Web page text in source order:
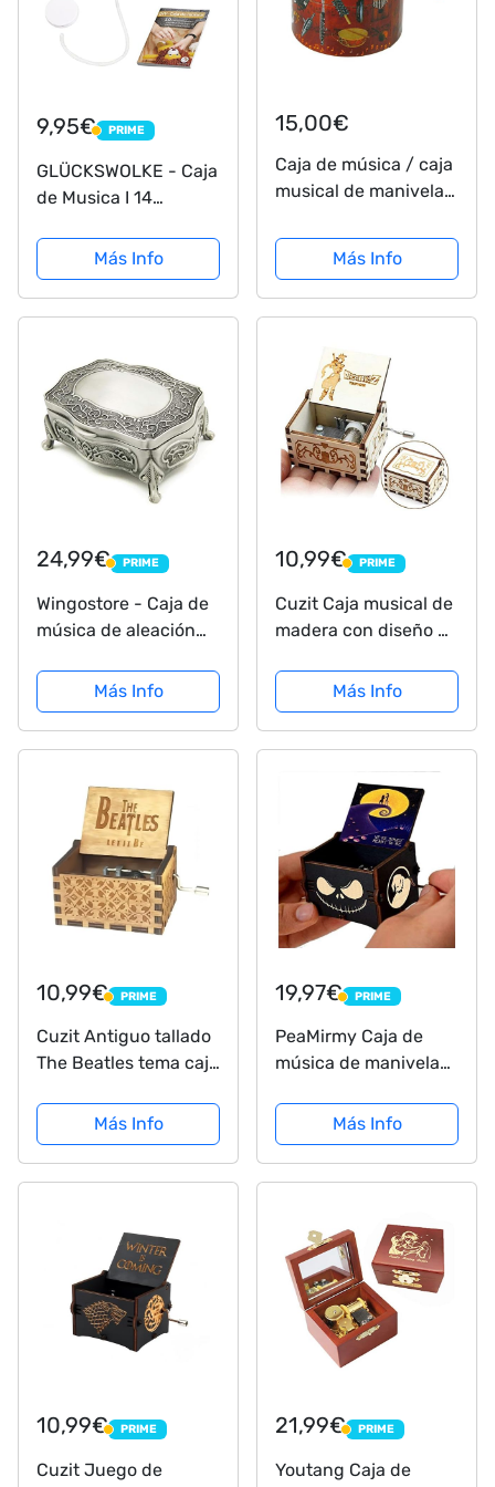
9,95€ PRIME
PRIME
GLÜCKSWOLKE - Caja
de Musica I 14
(Star Wars) I
Mecanismo Musical
para Peluches I Movil
impermeable I E-Book
con Instrucciones...
Más Info
15,00€
Caja de música / caja
musical de manivela
La guerra de las
galaxias - Star wars
(John Williams)
Más Info
24,99€ PRIME
PRIME
Wingostore - Caja de
música de aleación
Movimiento Dorado
para Navidad,
cumpleaños, día de
You Are my Sunshine)
Más Info
10,99€ PRIME
PRIME
Cuzit Caja musical de
madera con diseño de
antiguoMás Info
10,99€ PRIME
PRIME
Cuzit Antiguo tallado
The Beatles tema caja
cumpleaños fiesta
suministro mano
manivela juguete
Más Info
19,97€ PRIME
PRIME
PeaMirmy Caja de
música de manivela
Navidad Caja de
música de Madera
Tallada Regalos
para fanáticos (F)
Más Info
10,99€ PRIME
PRIME
Cuzit Juego de
21,99€ PRIME
PRIME
Youtang Caja de